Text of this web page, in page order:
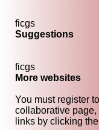
ficgs
Suggestions
ficgs
More websites
You must register
collaborative page,
links by clicking